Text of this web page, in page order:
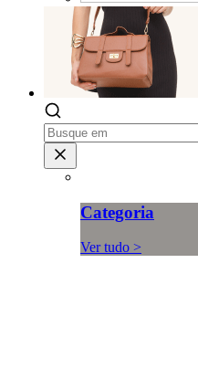
Categoria
Ver tudo >